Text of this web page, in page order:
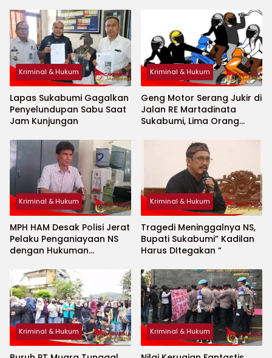
Kriminal & Hukum
Lapas Sukabumi Gagalkan
Penyelundupan Sabu Saat
Jam Kunjungan
Kriminal & Hukum
Geng Motor Serang Jukir di
Jalan RE Martadinata
Sukabumi, Lima Orang
Kriminal & Hukum
MPH HAM Desak Polisi Jerat
Pelaku Penganiayaan NS
dengan Hukuman
Kriminal & Hukum
Tragedi Meninggalnya NS,
Bupati Sukabumi” Kadilan
Harus DItegakan “
Kriminal & Hukum Kriminal & Hukum